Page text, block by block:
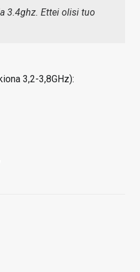
3.4ghz. Ettei olisi tuo
3,2-3,8GHz):